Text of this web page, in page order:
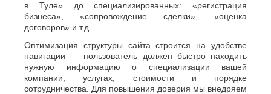
в Туле» до специализированных: «регистрация
бизнеса», «сопровождение сделки», «оценка
договоров» и т.д.
Оптимизация структуры сайта строится на удобстве
навигации — пользователь должен быстро находить
нужную информацию о специализации вашей
компании, услугах, стоимости и порядке
сотрудничества. Для повышения доверия мы внедряем